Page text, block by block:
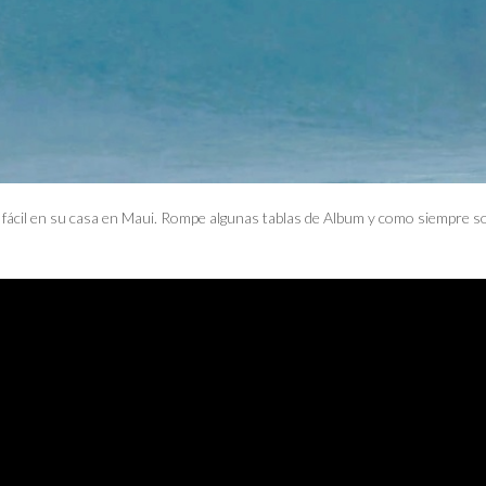
en su casa en Maui. Rompe algunas tablas de Album y como siempre